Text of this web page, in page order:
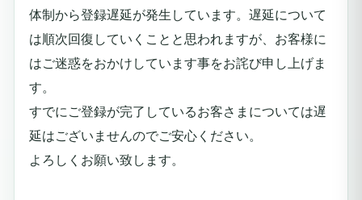
体制から登録遅延が発生しています。遅延について
は順次回復していくことと思われますが、お客様に
はご迷惑をおかけしています事をお詫び申し上げま
す。
すでにご登録が完了しているお客さまについては遅
延はございませんのでご安心ください。
よろしくお願い致します。